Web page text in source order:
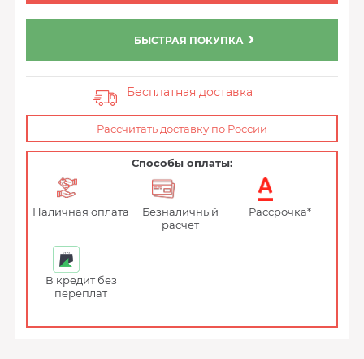
БЫСТРАЯ ПОКУПКА
Бесплатная доставка
Рассчитать доставку по России
Способы оплаты:
Наличная оплата
Безналичный
расчет
Рассрочка*
В кредит без
переплат